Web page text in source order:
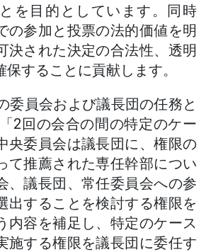
を目的としています。同時
の参加と投票の法的価値を明
決された決定の合法性、透明
することに貢献します。
委員会および議長団の任務と
2回の会合の間の特定のケー
央委員会は議長団に、権限の
て推薦された専任幹部につい
、議長団、常任委員会への参
出することを検討する権限を
内容を補足し、特定のケース
施する権限を議長団に委任す